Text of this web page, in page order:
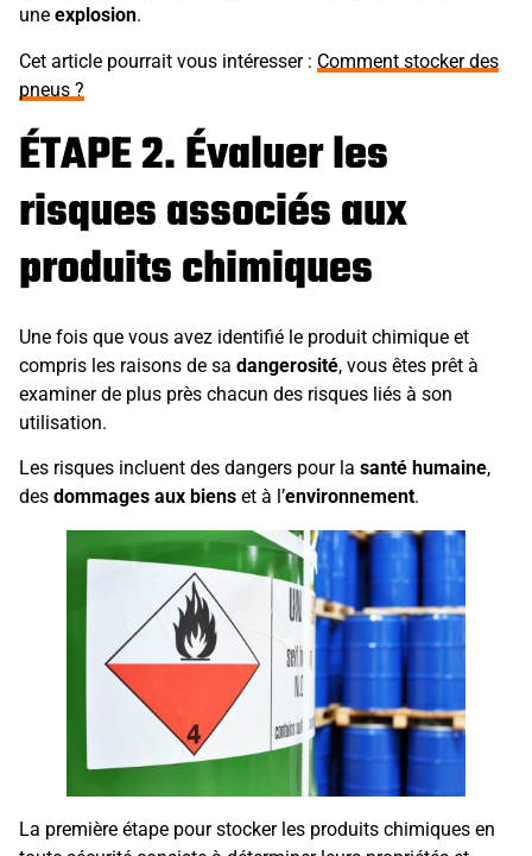
une explosion.
Cet article pourrait vous intéresser : Comment stocker des
pneus ?
ÉTAPE 2. Évaluer les
risques associés aux
produits chimiques
Une fois que vous avez identifié le produit chimique et
compris les raisons de sa dangerosité, vous êtes prêt à
examiner de plus près chacun des risques liés à son
utilisation.
Les risques incluent des dangers pour la santé humaine,
des dommages aux biens et à l’environnement.
La première étape pour stocker les produits chimiques en